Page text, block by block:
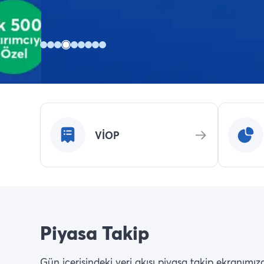
VİOP
Piyasa Takip